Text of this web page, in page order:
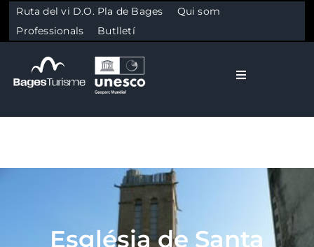
Ruta del vi D.O. Pla de Bages
Qui som
Professionals
Butlletí
Toggle
Església de Santa